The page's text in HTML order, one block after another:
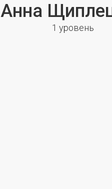
Анна
1 уровень